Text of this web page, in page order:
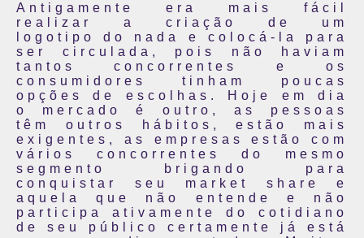
Antigamente era mais fácil
realizar a criação de um
logotipo do nada e colocá-la para
ser circulada, pois não haviam
tantos concorrentes e os
consumidores tinham poucas
opções de escolhas. Hoje em dia
o mercado é outro, as pessoas
têm outros hábitos, estão mais
exigentes, as empresas estão com
vários concorrentes do mesmo
segmento brigando para
conquistar seu market share e
aquela que não entende e não
participa ativamente do cotidiano
de seu público certamente já está